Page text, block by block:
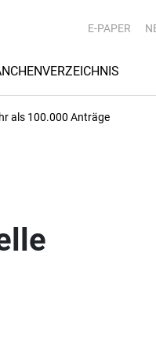
E-PAPER
als 100.000 Anträge